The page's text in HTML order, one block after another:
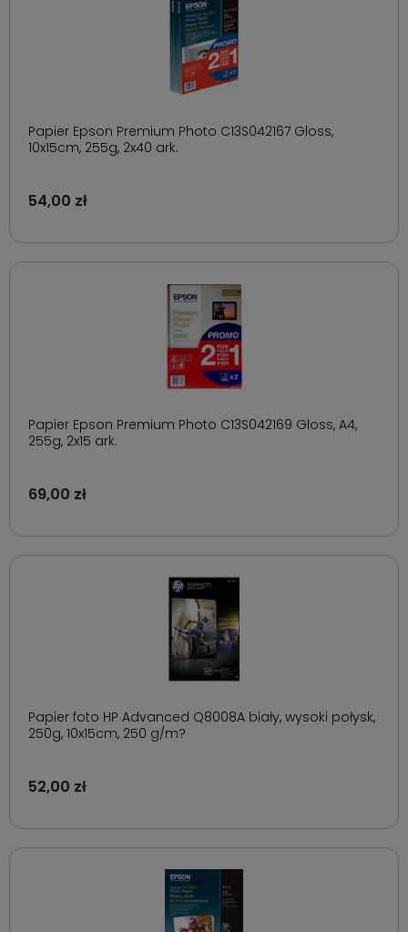
Papier Epson Premium Photo C13S042167 Gloss,
10x15cm, 255g, 2x40 ark.
54,00 zł
Papier Epson Premium Photo C13S042169 Gloss, A4,
255g, 2x15 ark.
69,00 zł
Papier foto HP Advanced Q8008A biały, wysoki połysk,
250g, 10x15cm, 250 g/m?
52,00 zł